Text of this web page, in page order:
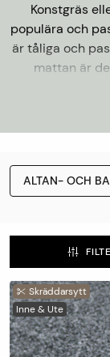
Konstgräs
populära och
är tåliga och
mattan är
rummet.
uterum,
ALTAN- OCH
Skräddarsytt
Inne & Ute